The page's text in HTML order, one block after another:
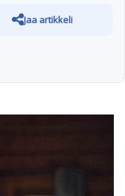
Jaa artikkeli